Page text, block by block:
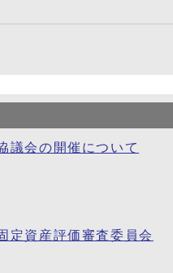
議会の開催について
定資産評価審査委員会